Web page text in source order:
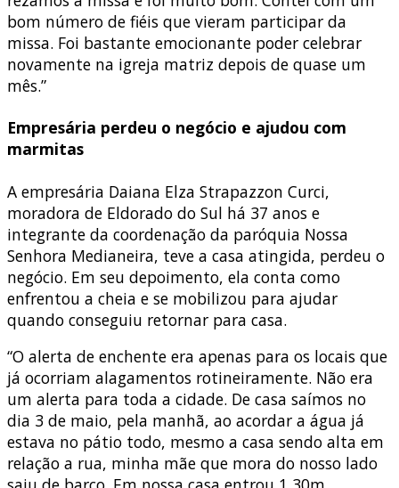
bom número de fiéis que vieram participar da
missa. Foi bastante emocionante poder celebrar
novamente na igreja matriz depois de quase um
mês.”
Empresária perdeu o negócio e ajudou com
marmitas
A empresária Daiana Elza Strapazzon Curci,
moradora de Eldorado do Sul há 37 anos e
integrante da coordenação da paróquia Nossa
Senhora Medianeira, teve a casa atingida, perdeu o
negócio. Em seu depoimento, ela conta como
enfrentou a cheia e se mobilizou para ajudar
quando conseguiu retornar para casa.
“O alerta de enchente era apenas para os locais que
já ocorriam alagamentos rotineiramente. Não era
um alerta para toda a cidade. De casa saímos no
dia 3 de maio, pela manhã, ao acordar a água já
estava no pátio todo, mesmo a casa sendo alta em
relação a rua, minha mãe que mora do nosso lado